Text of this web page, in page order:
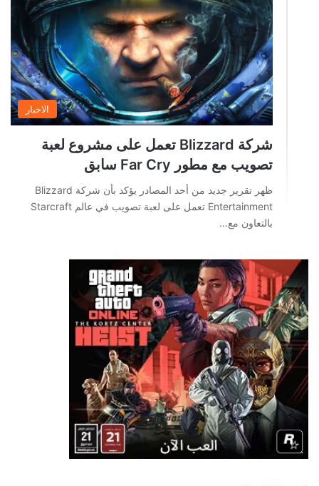
الاخبار
شركة Blizzard تعمل على مشروع لعبة
تصويب مع مطور Far Cry سابق
ظهر تقرير جديد من أحد المصادر يؤكد بأن شركة Blizzard
Entertainment تعمل على لعبة تصويب في عالم Starcraft
بالتعاون مع…